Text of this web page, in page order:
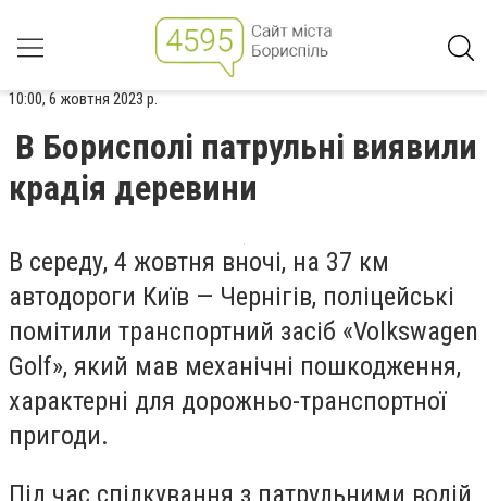
10:00, 6 жовтня 2023 р.
В Борисполі патрульні виявили
крадія деревини
В середу, 4 жовтня вночі, на 37 км
автодороги Київ — Чернігів, поліцейські
помітили транспортний засіб «Volkswagen
Golf», який мав механічні пошкодження,
характерні для дорожньо-транспортної
пригоди.
Під час спілкування з патрульними водій